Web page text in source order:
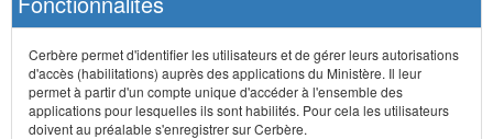
Cerbère permet d'identifier les utilisateurs et de gérer leurs autorisations
d'accès (habilitations) auprès des applications du Ministère. Il leur
permet à partir d'un compte unique d'accéder à l'ensemble des
applications pour lesquelles ils sont habilités. Pour cela les utilisateurs
doivent au préalable s'enregistrer sur Cerbère.